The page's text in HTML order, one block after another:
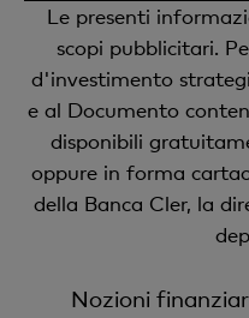
Le presenti
scopi pubblicitari.
d'investimento
e al Documento
disponibili
oppure in forma
della Banca Cler, la
Nozioni